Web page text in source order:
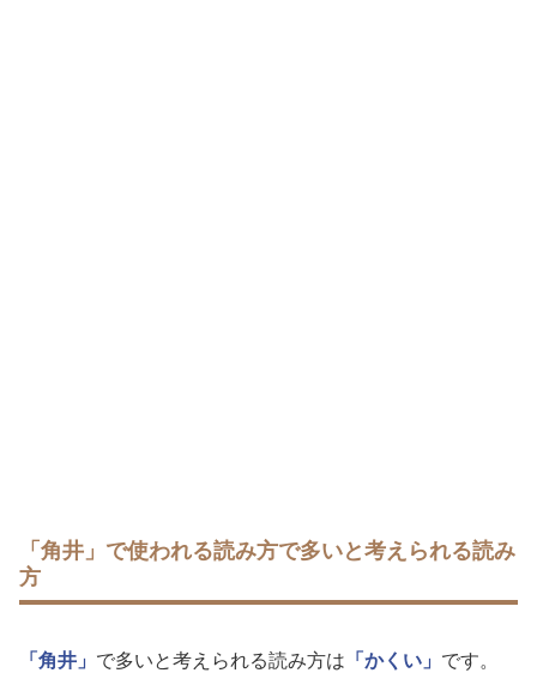
「角井」で使われる読み方で多いと考えられる読み
方
「角井」 で多いと考えられる読み方は 「かくい」 です。